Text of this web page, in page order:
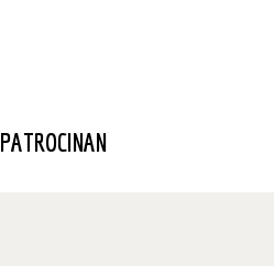
PATROCINAN